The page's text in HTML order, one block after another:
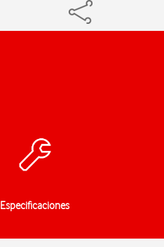
Especificaciones